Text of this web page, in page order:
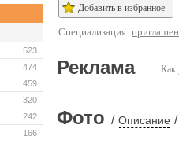
523
474
459
320
242
166
Добавить в избранное
Специализация:
Как
Реклама
Фото / Описание /